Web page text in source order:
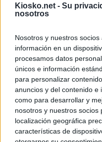
Kiosko.net - Su
nosotros
Nosotros y nuestros
información en un
procesamos datos
únicos e información
para personalizar
anuncios y del contenido e
como para desarrollar y
nosotros y nuestros
localización geográfica
características de